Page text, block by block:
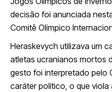
decisão foi anunciada
Comitê Olímpico
Heraskevych utilizava um
atletas ucranianos mortos
gesto foi interpretado pelo
caráter político, o que viola